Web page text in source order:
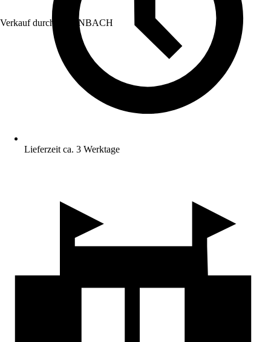
Verkauf durch: HORNBACH
Lieferzeit ca. 3 Werktage